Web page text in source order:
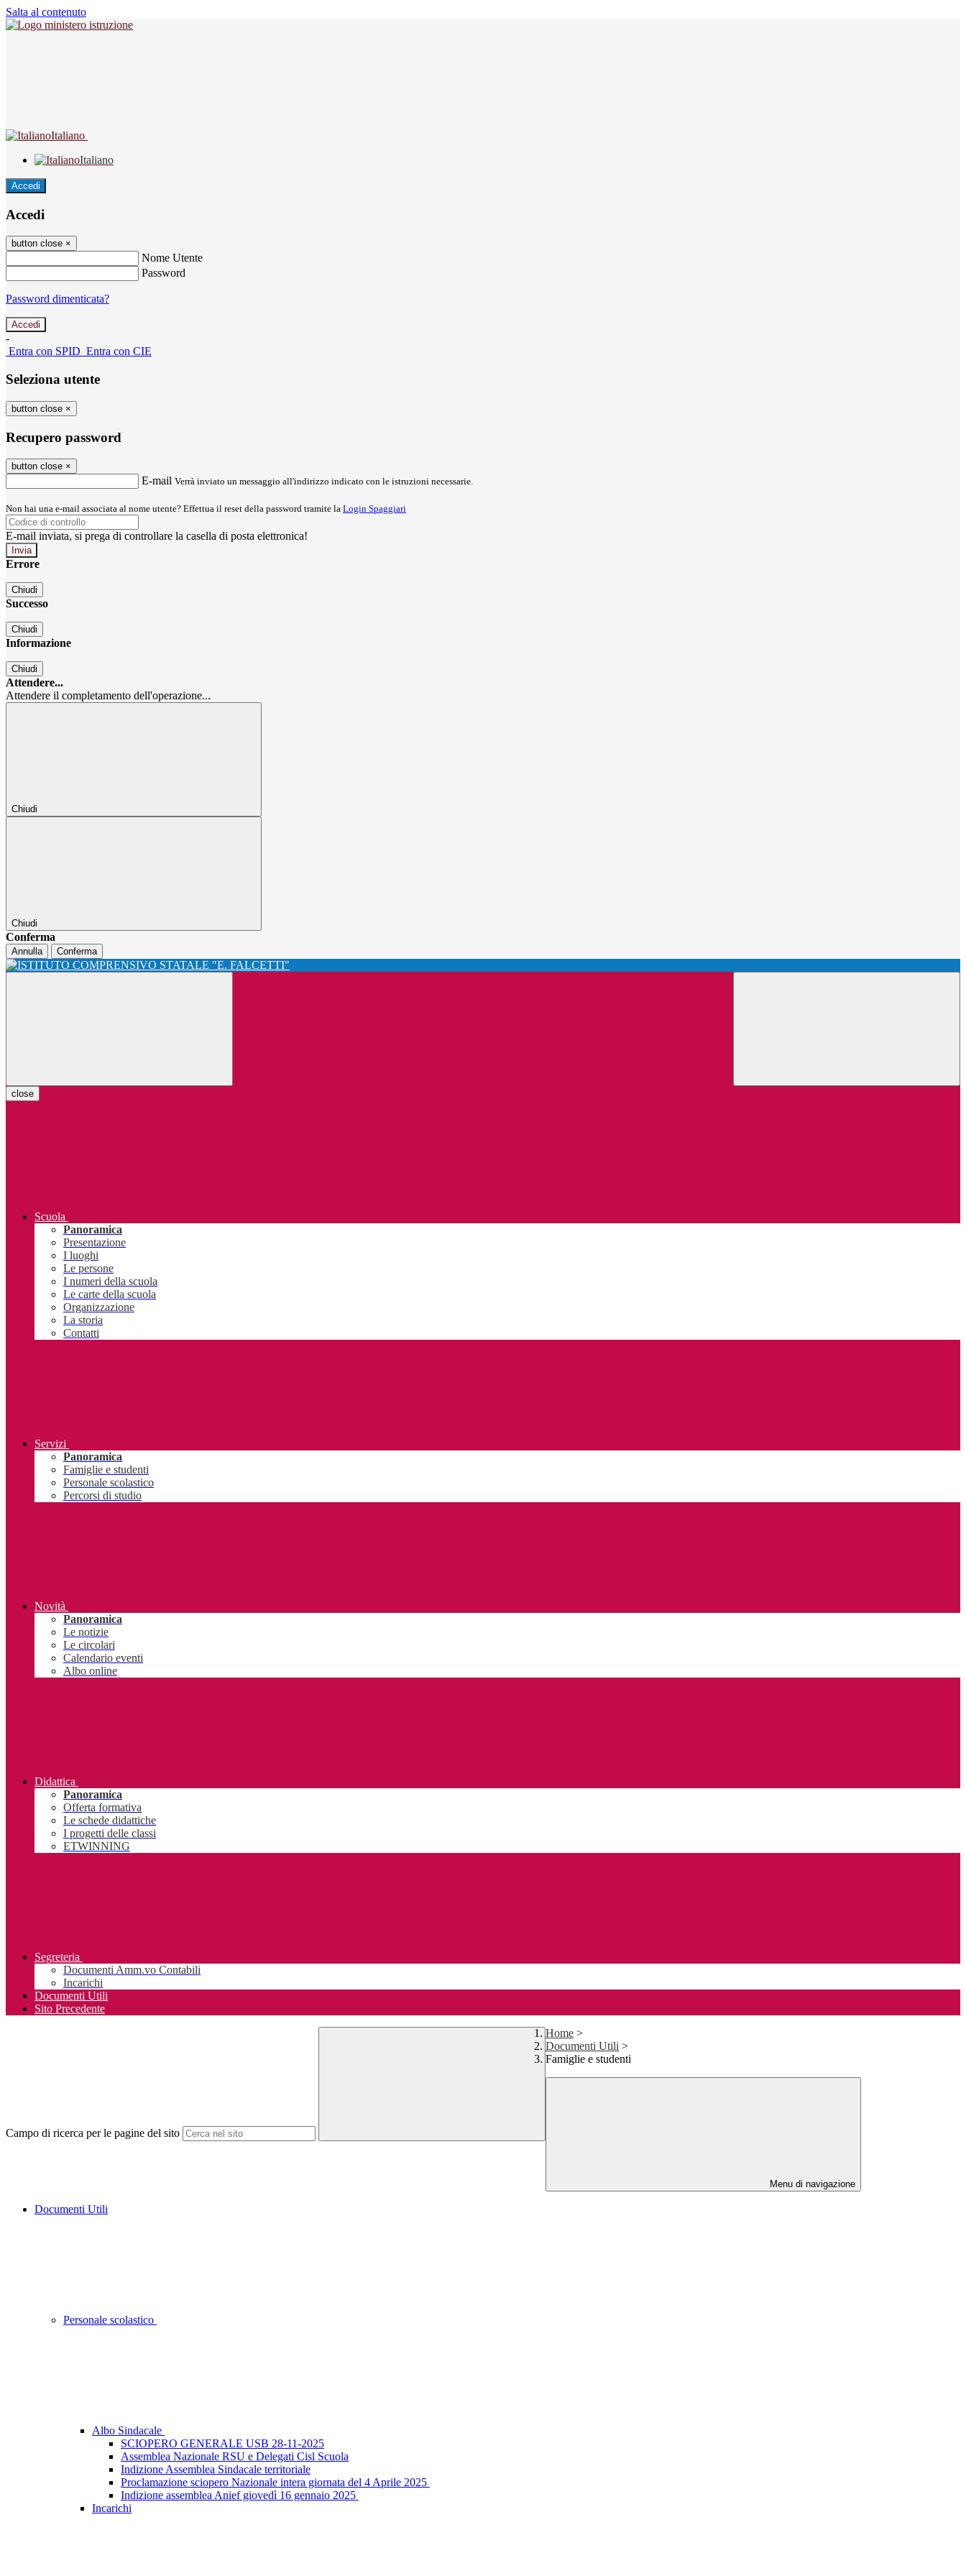
Salta al contenuto
Italiano
Italiano
Accedi
Accedi
button close ×
Nome Utente
Password
Password dimenticata?
-
Entra con SPID Entra con CIE
Seleziona utente
button close ×
Recupero password
button close ×
E-mail Verrà inviato un messaggio all'indirizzo indicato con le istruzioni necessarie.
Non hai una e-mail associata al nome utente? Effettua il reset della password tramite la Login Spaggiari
E-mail inviata, si prega di controllare la casella di posta elettronica!
Errore
Chiudi
Successo
Chiudi
Informazione
Chiudi
Attendere...
Attendere il completamento dell'operazione...
Chiudi
Chiudi
Conferma
Annulla Conferma
close
Scuola
Panoramica
Presentazione
I luoghi
Le persone
I numeri della scuola
Le carte della scuola
Organizzazione
La storia
Contatti
Servizi
Panoramica
Famiglie e studenti
Personale scolastico
Percorsi di studio
Novità
Panoramica
Le notizie
Le circolari
Calendario eventi
Albo online
Didattica
Panoramica
Offerta formativa
Le schede didattiche
I progetti delle classi
ETWINNING
Segreteria
Documenti Amm.vo Contabili
Incarichi
Documenti Utili
Sito Precedente
Campo di ricerca per le pagine del sito
Home >
Documenti Utili >
Famiglie e studenti
Menu di navigazione
Documenti Utili
Personale scolastico
Albo Sindacale
SCIOPERO GENERALE USB 28-11-2025
Assemblea Nazionale RSU e Delegati Cisl Scuola
Indizione Assemblea Sindacale territoriale
Proclamazione sciopero Nazionale intera giornata del 4 Aprile 2025
Indizione assemblea Anief giovedì 16 gennaio 2025
Incarichi